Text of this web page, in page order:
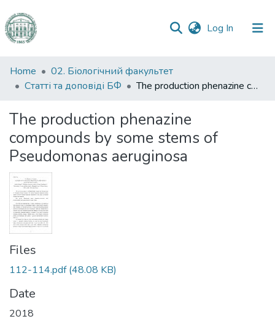
Log In (current)
Communities
&
All of DSpace
Statistics
Home
02. Біологічний факультет
Статті та доповіді БФ
The production phenazine compounds by some stems of Pseudomonas aeruginosa
The production phenazine
compounds by some stems of
Pseudomonas aeruginosa
Files
112-114.pdf(48.08 KB)
Date
2018